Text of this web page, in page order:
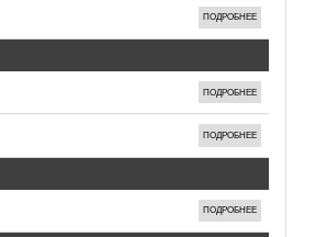
ПОДРОБНЕЕ
ПОДРОБНЕЕ
ПОДРОБНЕЕ
ПОДРОБНЕЕ